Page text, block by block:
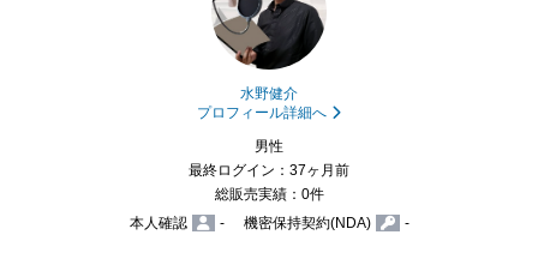
水野健介
プロフィール詳細へ
男性
最終ログイン：37ヶ月前
総販売実績：0件
本人確認
- 機密保持契約(NDA) -